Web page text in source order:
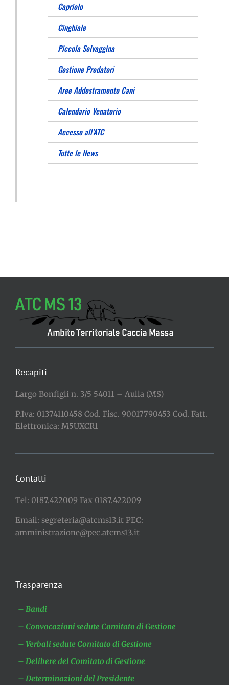
Capriolo
Cinghiale
Piccola Selvaggina
Gestione Predatori
Aree Addestramento Cani
Calendario Venatorio
Accesso all’ATC
Tutte le News
Recapiti
Largo Bonfigli n. 3/5 54011 – Aulla (MS)
P.Iva: 01374110458 Cod. Fisc. 90017790453 Cod. Fatt.
Elettronica: M5UXCR1
Contatti
Tel: 0187.422009 Fax 0187.422009
Email: segreteria@atcms13.it PEC:
amministrazione@pec.atcms13.it
Trasparenza
– Bandi
– Convocazioni sedute Comitato di Gestione
– Verbali sedute Comitato di Gestione
– Delibere del Comitato di Gestione
– Determinazioni del Presidente